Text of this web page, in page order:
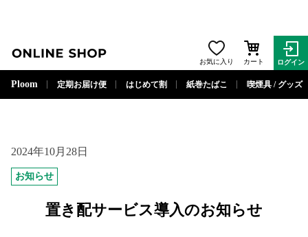
お気に入り カート ログイン
Ploom 定期お届け便 はじめて割 紙巻たばこ 喫煙具 / グッズ
2024年10月28日
お知らせ
置き配サービス導入のお知らせ